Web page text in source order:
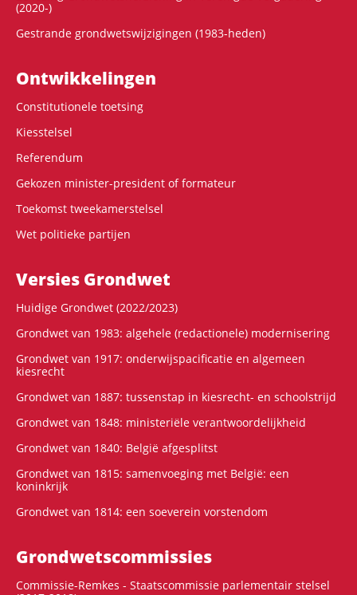
(2020-)
Gestrande grondwetswijzigingen (1983-heden)
Ontwikke­lingen
Constitutionele toetsing
Kiesstelsel
Referendum
Gekozen minister-president of formateur
Toekomst tweekamerstelsel
Wet politieke partijen
Versies Grondwet
Huidige Grondwet (2022/2023)
Grondwet van 1983: algehele (redactionele) modernisering
Grondwet van 1917: onderwijspacificatie en algemeen
kiesrecht
Grondwet van 1887: tussenstap in kiesrecht- en schoolstrijd
Grondwet van 1848: ministeriële verantwoordelijkheid
Grondwet van 1840: België afgesplitst
Grondwet van 1815: samenvoeging met België: een
koninkrijk
Grondwet van 1814: een soeverein vorstendom
Grondwets­commissies
Commissie-Remkes - Staatscommissie parlementair stelsel